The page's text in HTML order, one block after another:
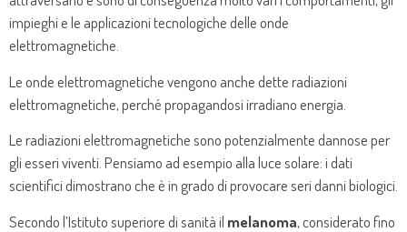
impieghi e le applicazioni tecnologiche delle onde
elettromagnetiche.
Le onde elettromagnetiche vengono anche dette radiazioni
elettromagnetiche, perché propagandosi irradiano energia.
Le radiazioni elettromagnetiche sono potenzialmente dannose per
gli esseri viventi. Pensiamo ad esempio alla luce solare: i dati
scientifici dimostrano che è in grado di provocare seri danni biologici.
Secondo l’Istituto superiore di sanità il melanoma, considerato fino